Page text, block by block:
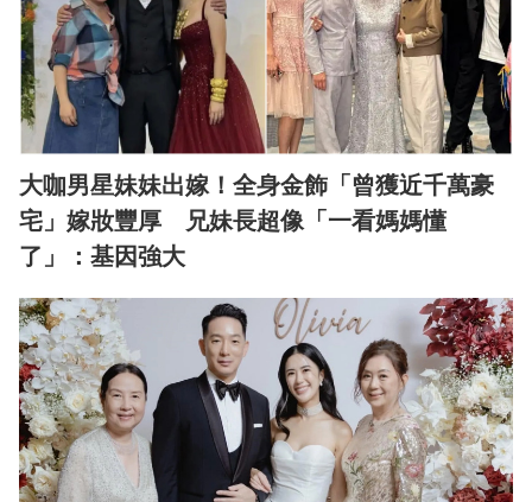
大咖男星妹妹出嫁！全身金飾「曾獲近千萬豪
宅」嫁妝豐厚 兄妹長超像「一看媽媽懂
了」：基因強大